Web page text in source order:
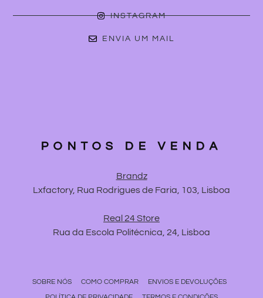
INSTAGRAM
ENVIA UM MAIL
PONTOS DE VENDA
Brandz
Lxfactory, Rua Rodrigues de Faria, 103, Lisboa
Real 24 Store
Rua da Escola Politécnica, 24, Lisboa
SOBRE NÓS COMO COMPRAR
ENVIOS E DEVOLUÇÕES